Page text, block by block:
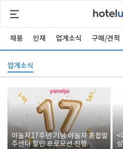
채용 인재 업계소식 구매/견적
업계소식
야놀자17주년 기념 야놀자 통합발
주센터 할인 프로모션 진행
<